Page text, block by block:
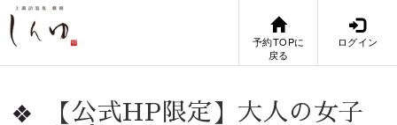
予約TOPに
戻る
ログイン
【公式HP限定】大人の女子